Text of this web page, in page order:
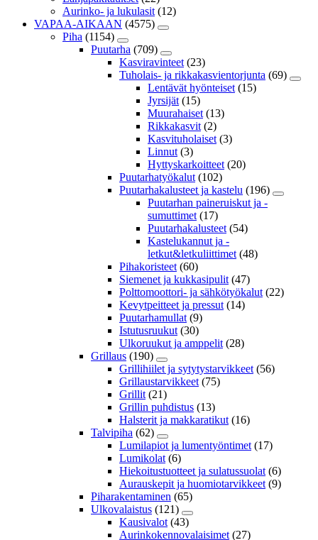
Aurinko- ja lukulasit (12)
VAPAA-AIKAAN (4575)
Piha (1154)
Puutarha (709)
Kasviravinteet (23)
Tuholais- ja rikkakasvientorjunta (69)
Lentävät hyönteiset (15)
Jyrsijät (15)
Muurahaiset (13)
Rikkakasvit (2)
Kasvituholaiset (3)
Linnut (3)
Hyttyskarkoitteet (20)
Puutarhatyökalut (102)
Puutarhakalusteet ja kastelu (196)
Puutarhan paineruiskut ja -
sumuttimet (17)
Puutarhakalusteet (54)
Kastelukannut ja -
letkut&letkuliittimet (48)
Pihakoristeet (60)
Siemenet ja kukkasipulit (47)
Polttomoottori- ja sähkötyökalut (22)
Kevytpeitteet ja pressut (14)
Puutarhamullat (9)
Istutusruukut (30)
Ulkoruukut ja amppelit (28)
Grillaus (190)
Grillihiilet ja sytytystarvikkeet (56)
Grillaustarvikkeet (75)
Grillit (21)
Grillin puhdistus (13)
Halsterit ja makkaratikut (16)
Talvipiha (62)
Lumilapiot ja lumentyöntimet (17)
Lumikolat (6)
Hiekoitustuotteet ja sulatussuolat (6)
Aurauskepit ja huomiotarvikkeet (9)
Piharakentaminen (65)
Ulkovalaistus (121)
Kausivalot (43)
Aurinkokennovalaisimet (27)